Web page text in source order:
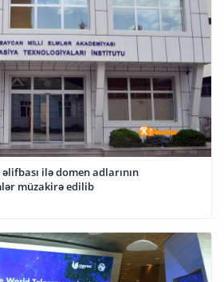
ilə domen adlarının
müzakirə edilib